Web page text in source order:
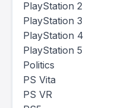
PlayStation 2
PlayStation 3
PlayStation 4
PlayStation 5
Politics
PS Vita
PS VR